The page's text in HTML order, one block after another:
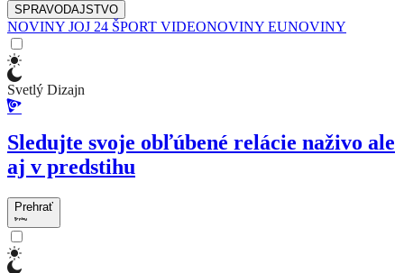
SPRAVODAJSTVO
NOVINY JOJ 24 ŠPORT VIDEONOVINY EUNOVINY
Svetlý Dizajn
Sledujte svoje obľúbené relácie naživo ale
aj v predstihu
Prehrať